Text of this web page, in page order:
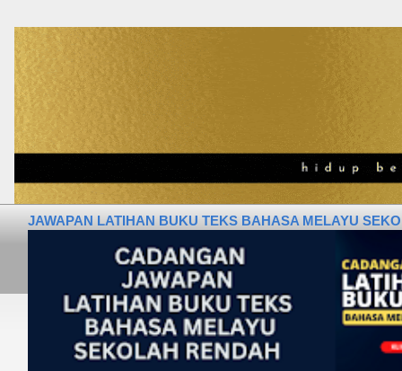
JAWAPAN LATIHAN BUKU TEKS BAHASA MELAYU